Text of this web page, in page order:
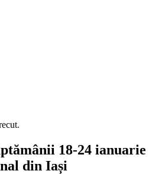
18-24 ianuarie
din Iași